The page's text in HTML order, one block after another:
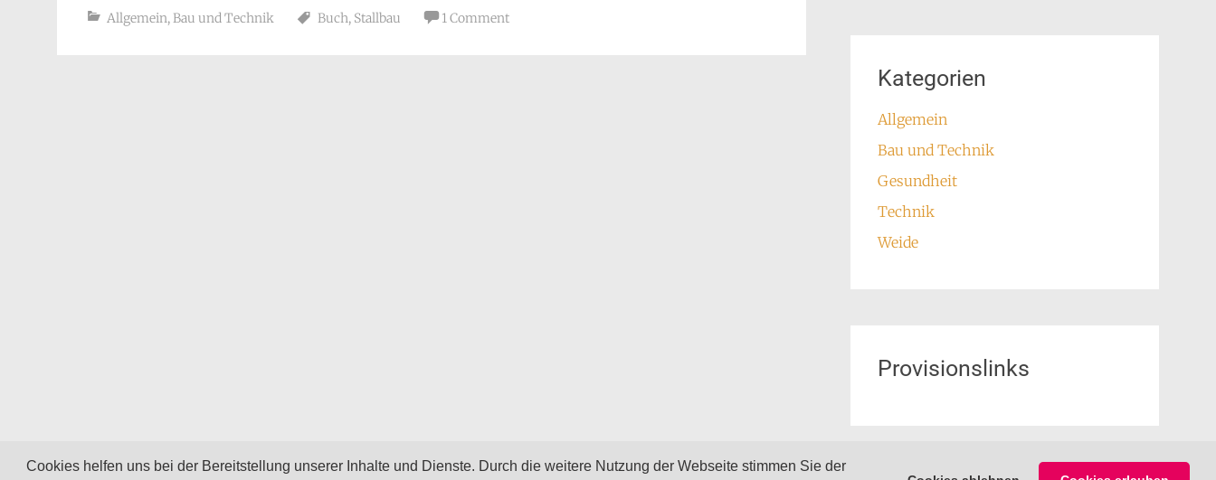
Cookies helfen uns bei der Bereitstellung unserer Inhalte und Dienste. Durch die weitere Nutzung der Webseite stimmen Sie der
Allgemein,Bau und Technik Buch, Stallbau 1 Comment
Kategorien
Allgemein
Bau und Technik
Gesundheit
Technik
Weide
Provisionslinks